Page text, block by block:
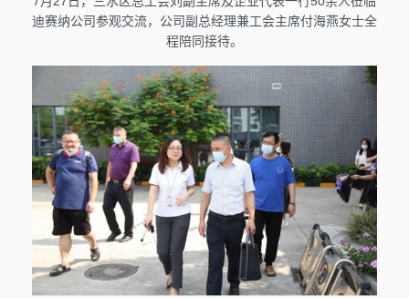
迪赛纳公司参观交流，公司副总经理兼工会主席付海燕女士全
程陪同接待。